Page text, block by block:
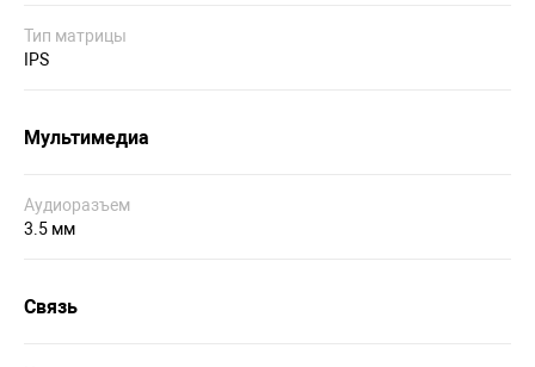
Тип матрицы
IPS
Мультимедиа
Аудиоразъем
3.5 мм
Связь